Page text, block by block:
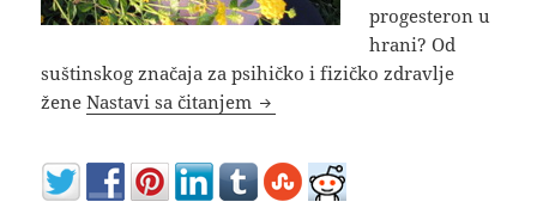
progesteron u
hrani? Od
suštinskog značaja za psihičko i fizičko zdravlje
ženeNastavi sa čitanjem Prirodni estrogen i